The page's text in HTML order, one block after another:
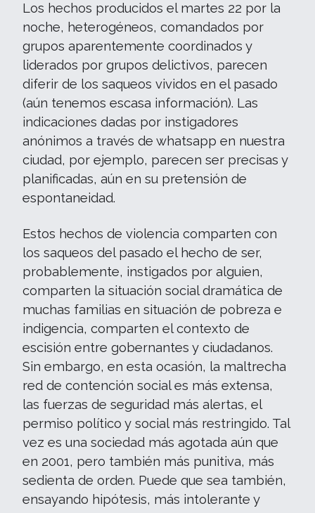
Los hechos producidos el martes 22 por la
noche, heterogéneos, comandados por
grupos aparentemente coordinados y
liderados por grupos delictivos, parecen
diferir de los saqueos vividos en el pasado
(aún tenemos escasa información). Las
indicaciones dadas por instigadores
anónimos a través de whatsapp en nuestra
ciudad, por ejemplo, parecen ser precisas y
planificadas, aún en su pretensión de
espontaneidad.
Estos hechos de violencia comparten con
los saqueos del pasado el hecho de ser,
probablemente, instigados por alguien,
comparten la situación social dramática de
muchas familias en situación de pobreza e
indigencia, comparten el contexto de
escisión entre gobernantes y ciudadanos.
Sin embargo, en esta ocasión, la maltrecha
red de contención social es más extensa,
las fuerzas de seguridad más alertas, el
permiso político y social más restringido. Tal
vez es una sociedad más agotada aún que
en 2001, pero también más punitiva, más
sedienta de orden. Puede que sea también,
ensayando hipótesis, más intolerante y